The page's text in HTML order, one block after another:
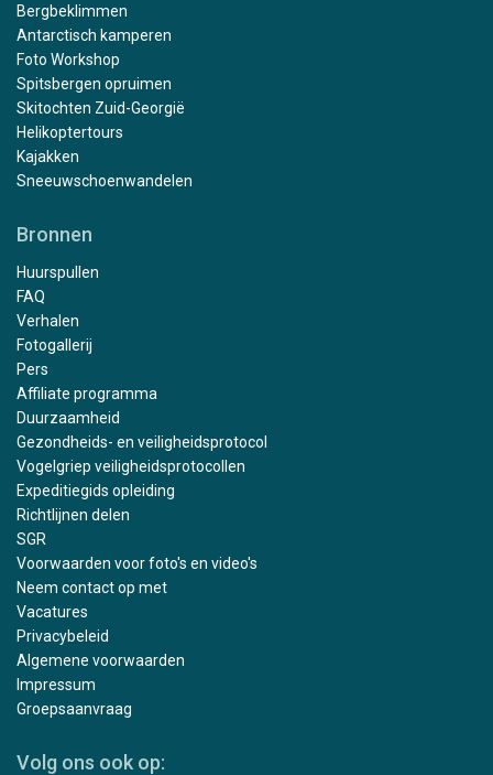
Bergbeklimmen
Antarctisch kamperen
Foto Workshop
Spitsbergen opruimen
Skitochten Zuid-Georgië
Helikoptertours
Kajakken
Sneeuwschoenwandelen
Bronnen
Huurspullen
FAQ
Verhalen
Fotogallerij
Pers
Affiliate programma
Duurzaamheid
Gezondheids- en veiligheidsprotocol
Vogelgriep veiligheidsprotocollen
Expeditiegids opleiding
Richtlijnen delen
SGR
Voorwaarden voor foto's en video's
Neem contact op met
Vacatures
Privacybeleid
Algemene voorwaarden
Impressum
Groepsaanvraag
Volg ons ook op: